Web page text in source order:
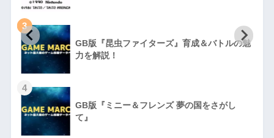
3
GB版『昆虫ファイターズ』育成＆バトルの魅
力を解説！
4
GB版『ミニー＆フレンズ 夢の国をさがし
て』